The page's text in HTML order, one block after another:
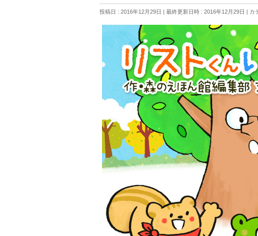
投稿日 : 2016年12月29日 最終更新日時 : 2016年12月29日 カ